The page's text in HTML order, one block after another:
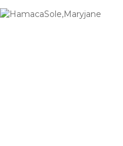
磨腳>>>真皮的好處是： 會隨